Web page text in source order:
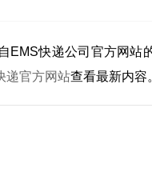
EMS快递公司官方网站
递官方网站查看最新内容